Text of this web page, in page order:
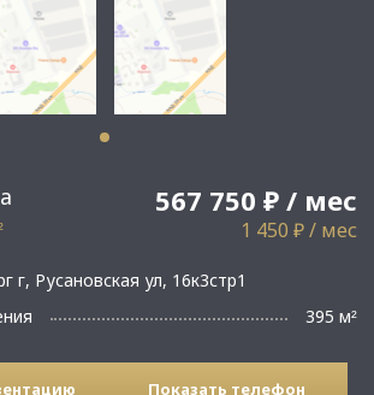
567 750 ₽ / мес
1 450 ₽ / мес
г, Русановская ул, 16к3стр1
395 м²
Показать телефон